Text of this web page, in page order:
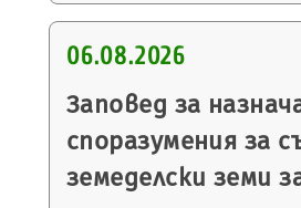
06.08.2026
Заповед за
споразумения за
земеделски земи